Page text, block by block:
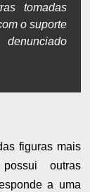
tomadas
o suporte
figuras mais
outras
a uma